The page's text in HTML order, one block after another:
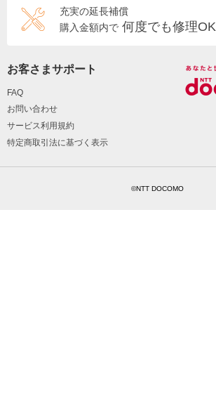
充実の延長補償
購入金額内で 何度でも修理OK
お客さまサポート
FAQ
お問い合わせ
サービス利用規約
特定商取引法に基づく表示
©NTT DOCOMO